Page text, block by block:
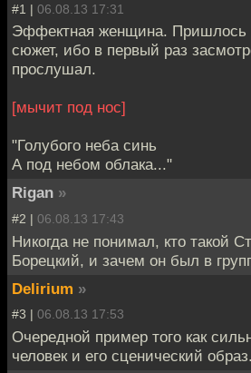
#1 | 06.08.13 17:31
Эффектная женщина. Пришлось
сюжет, ибо в первый раз
прослушал.
[мычит под нос]
"Голубого неба синь
А под небом облака..."
Rigan »
#2 | 06.08.13 17:43
Никогда не понимал, кто такой
Борецкий, и зачем он был в
Delirium »
#3 | 06.08.13 17:53
Очередной пример того как
человек и его сценический образ.